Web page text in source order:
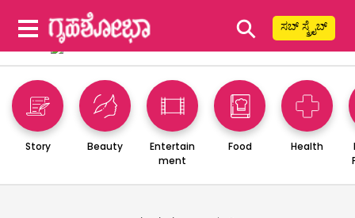
⚲ ಸಬ್ ಸ್ಕ್ರೈಬ್
Story Beauty
Entertain
ment
Food Health